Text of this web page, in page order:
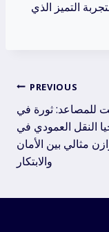
التميز الذي
Post
PREVIOUS
للمصاعد: ثورة في
النقل العمودي في
مثالي بين الأمان
والابتكار